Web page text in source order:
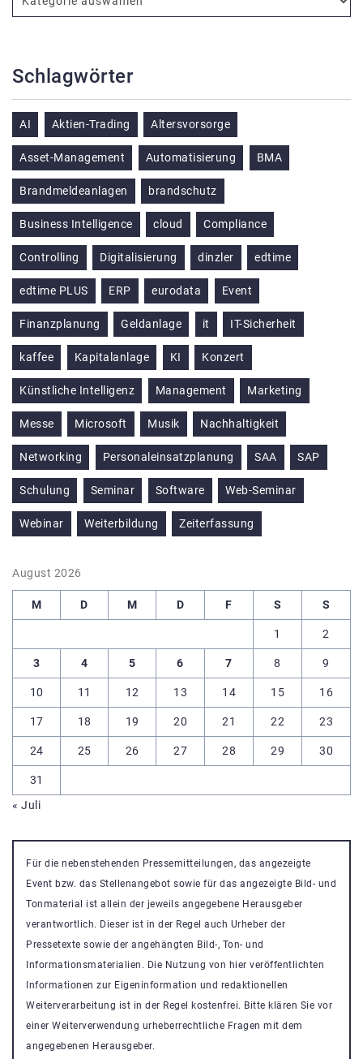
Schlagwörter
AI Aktien-Trading Altersvorsorge
Asset-Management Automatisierung BMA
Brandmeldeanlagen brandschutz
Business Intelligence cloud Compliance
Controlling Digitalisierung dinzler edtime
edtime PLUS ERP eurodata Event
Finanzplanung Geldanlage it IT-Sicherheit
kaffee Kapitalanlage KI Konzert
Künstliche Intelligenz Management Marketing
Messe Microsoft Musik Nachhaltigkeit
Networking Personaleinsatzplanung SAA SAP
Schulung Seminar Software Web-Seminar
Webinar Weiterbildung Zeiterfassung
August 2026
M D M D F S S
1 2
3 4 5 6 7 8 9
10 11 12 13 14 15 16
17 18 19 20 21 22 23
24 25 26 27 28 29 30
31
« Juli
Für die nebenstehenden Pressemitteilungen, das angezeigte
Event bzw. das Stellenangebot sowie für das angezeigte Bild- und
Tonmaterial ist allein der jeweils angegebene Herausgeber
verantwortlich. Dieser ist in der Regel auch Urheber der
Pressetexte sowie der angehängten Bild-, Ton- und
Informationsmaterialien. Die Nutzung von hier veröffentlichten
Informationen zur Eigeninformation und redaktionellen
Weiterverarbeitung ist in der Regel kostenfrei. Bitte klären Sie vor
einer Weiterverwendung urheberrechtliche Fragen mit dem
angegebenen Herausgeber.